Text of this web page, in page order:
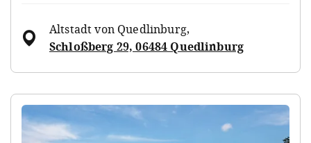
Altstadt von Quedlinburg,
Schloßberg 29, 06484 Quedlinburg